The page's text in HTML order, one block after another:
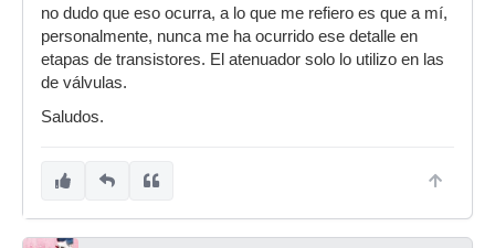
no dudo que eso ocurra, a lo que me refiero es que a mí,
personalmente, nunca me ha ocurrido ese detalle en
etapas de transistores. El atenuador solo lo utilizo en las
de válvulas.
Saludos.